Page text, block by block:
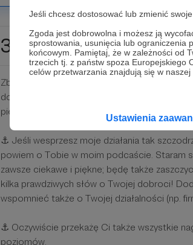
Jeśli chcesz dostosować lub zmienić
Zgoda jest dobrowolna i możesz ją
sprostowania, usunięcia lub ograniczenia
końcowym. Pamiętaj, że w zależności od
trzecich tj. z państw spoza Europejskiego
celów przetwarzania znajdują się w naszej
Ustawienia
300 zł miesięcznie
Zbigniew Herbert, wielki miłośnik
do Adama Zagajewskiego: "Tej garstce, która
piękno, ale także prawda".
⚓ Jeśli wesprzesz moje działania tak
powiem o Tobie w moim podcaście. Staram
zawsze ciekawe i piękne; będę także
kilka prawdziwych słów o Twojej dobroci!
wspomnieć także o Twojej działalności (np.
⚓ Oczywiście przekażę Ci także wszystkie
poziomów.